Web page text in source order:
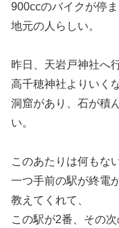
900ccのバイクが停ま
地元の人らしい。
昨日、天岩戸神社へ
高千穂神社よりいく
洞窟があり、石が積
い。
このあたりは何もな
一つ手前の駅が終電
教えてくれて、
この駅が2番、その